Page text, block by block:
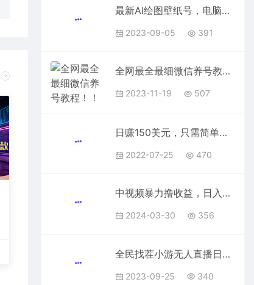
最新AI绘图壁纸号，电脑手机都能做，详细拆解喂饭教程，日入1000+
2023-09-05 391
全网最全最细微信养号教程！！
2023-11-19 507
日赚150美元，只需简单上传搬运视频，通过视频分享网站rumble赚钱的2种方法
2022-07-25 470
中视频暴力撸收益，日入3000＋，100%原创玩法，小白轻松上手多种变现方式
2024-03-30 356
全民找茬小游无人直播日入1000+保姆式教学小白轻松上手（附带直播语音包）
2023-09-25 340